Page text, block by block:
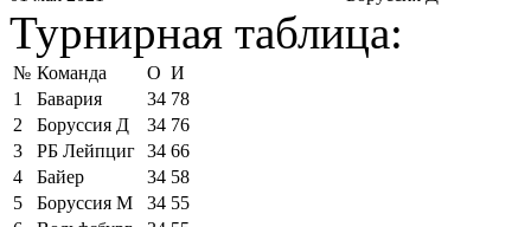
Турнирная таблица:
№ Команда О И
1
Бавария 34 78
2
Боруссия Д 34 76
3
РБ Лейпциг 34 66
4
Байер 34 58
5
Боруссия М 34 55